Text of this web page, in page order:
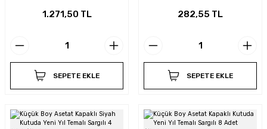
1.271,50 TL
SEPETE EKLE
282,55 TL
SEPETE EKLE